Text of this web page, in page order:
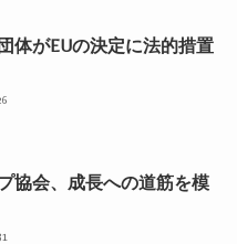
体がEUの決定に法的措置
協会、成長への道筋を模